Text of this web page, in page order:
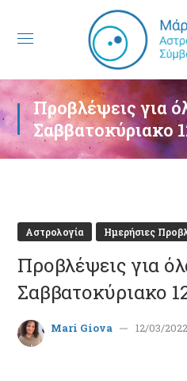
Προβλέψεις για
Σαββατοκύριακο
Αστρολογία Ημερήσιες
Προβλέψεις για
Σαββατοκύριακο
Mari Giova 12/03/2022